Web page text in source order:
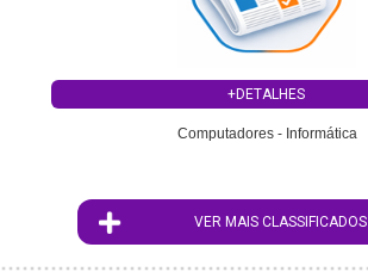
+DETALHES
Computadores - Informática
VER MAIS CLASSIFICADOS